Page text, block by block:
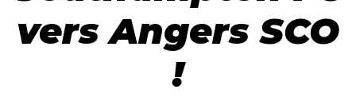
vers Angers SCO
!